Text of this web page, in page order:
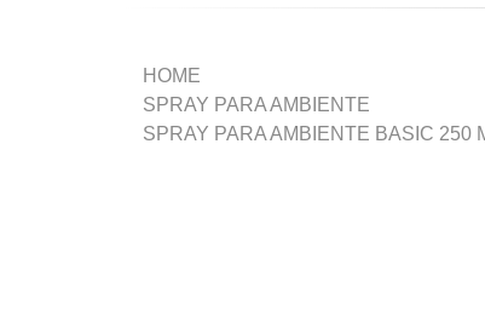
HOME
SPRAY PARA AMBIENTE
SPRAY PARA AMBIENTE BASIC 250